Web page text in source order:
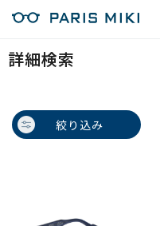
詳細検索
絞り込み